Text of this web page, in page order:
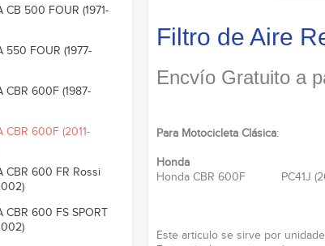
CB 500 FOUR (1971-
550 FOUR (1977-
CBR 600F (1987-
CBR 600F (2011-
CBR 600 FR Rossi
CBR 600 FS SPORT
Filtro de Aire
Encvío Gratuito a
Para Motocicleta Clásica:
Honda
Honda CBR 600F PC41J
Este articulo se sirve por